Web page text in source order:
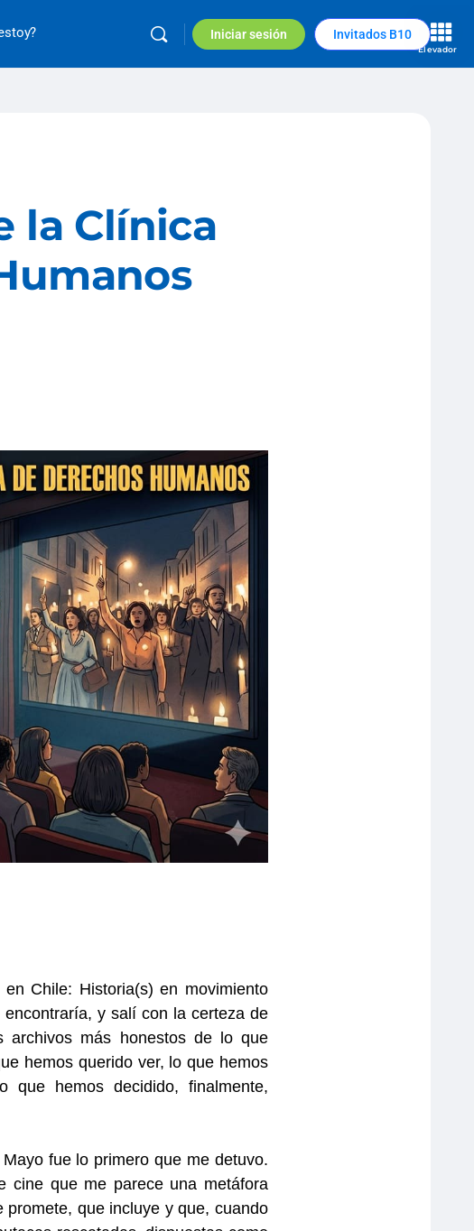
Iniciar sesión Invitados B10
la Clínica
Chile: Historia(s) en movimiento
encontraría, y salí con la certeza de
archivos más honestos de lo que
hemos querido ver, loque hemos
que hemos decidido, finalmente,
fue lo primero que me detuvo.
cine que me parece una metáfora
promete, que incluye y que, cuando
Elevador